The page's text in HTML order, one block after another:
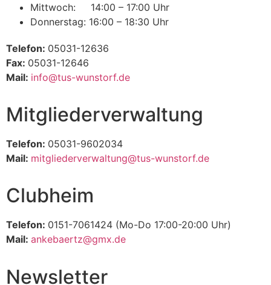
Mittwoch: 14:00 – 17:00 Uhr
Donnerstag: 16:00 – 18:30 Uhr
Telefon: 05031-12636
Fax: 05031-12646
Mail: info@tus-wunstorf.de
Mitgliederverwaltung
Telefon: 05031-9602034
Mail: mitgliederverwaltung@tus-wunstorf.de
Clubheim
Telefon: 0151-7061424 (Mo-Do 17:00-20:00 Uhr)
Mail: ankebaertz@gmx.de
Newsletter